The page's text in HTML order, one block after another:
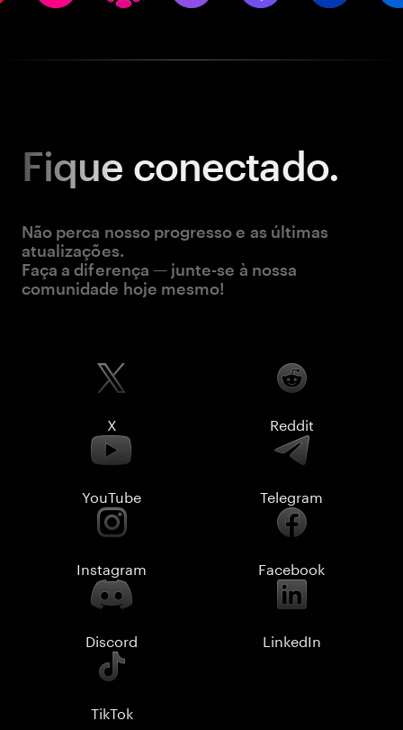
Fique conectado.
Não perca nosso progresso e as últimas
atualizações.
Faça a diferença — junte-se à nossa
comunidade hoje mesmo!
X Reddit
YouTube Telegram
Instagram Facebook
Discord LinkedIn
TikTok